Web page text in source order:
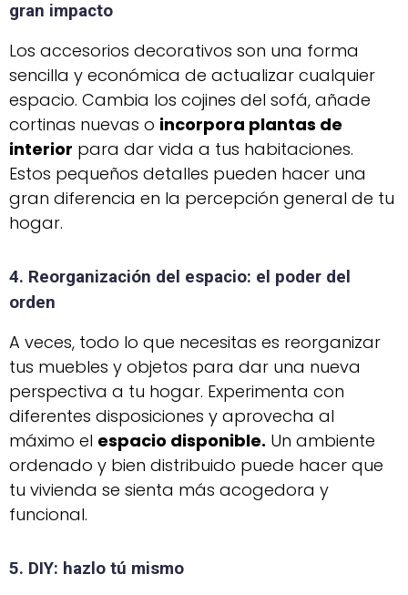
gran impacto
Los accesorios decorativos son una forma
sencilla y económica de actualizar cualquier
espacio. Cambia los cojines del sofá, añade
cortinas nuevas o incorpora plantas de
interior para dar vida a tus habitaciones.
Estos pequeños detalles pueden hacer una
gran diferencia en la percepción general de tu
hogar.
4. Reorganización del espacio: el poder del
orden
A veces, todo lo que necesitas es reorganizar
tus muebles y objetos para dar una nueva
perspectiva a tu hogar. Experimenta con
diferentes disposiciones y aprovecha al
máximo el espacio disponible. Un ambiente
ordenado y bien distribuido puede hacer que
tu vivienda se sienta más acogedora y
funcional.
5. DIY: hazlo tú mismo